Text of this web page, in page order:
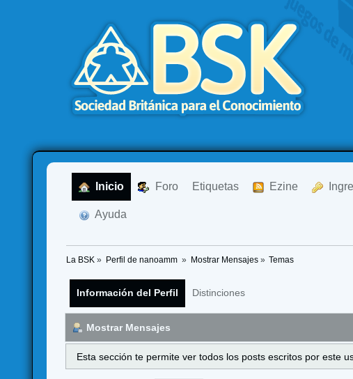
Inicio Foro Etiquetas Ezine
Ayuda
La BSK » Perfil de nanoamm » Mostrar Mensajes» Temas
Información del Perfil Distinciones
Mostrar Mensajes
Esta sección te permite ver todos los posts escritos por este